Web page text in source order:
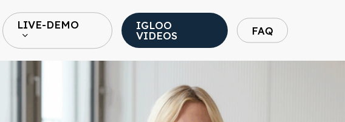
LIVE-DEMO
IGLOO
VIDEOS
FAQ